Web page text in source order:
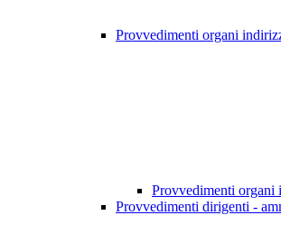
Provvedimenti organi
Provvedimenti
Provvedimenti dirigenti -